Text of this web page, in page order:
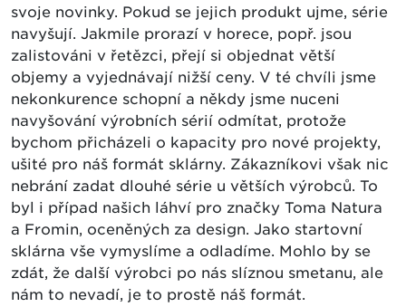
svoje novinky. Pokud se jejich produkt ujme, série
navyšují. Jakmile prorazí v horece, popř. jsou
zalistováni v řetězci, přejí si objednat větší
objemy a vyjednávají nižší ceny. V té chvíli jsme
nekonkurence schopní a někdy jsme nuceni
navyšování výrobních sérií odmítat, protože
bychom přicházeli o kapacity pro nové projekty,
ušité pro náš formát sklárny. Zákazníkovi však nic
nebrání zadat dlouhé série u větších výrobců. To
byl i případ našich láhví pro značky Toma Natura
a Fromin, oceněných za design. Jako startovní
sklárna vše vymyslíme a odladíme. Mohlo by se
zdát, že další výrobci po nás slíznou smetanu, ale
nám to nevadí, je to prostě náš formát.